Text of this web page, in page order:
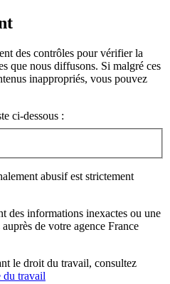
des contrôles pour vérifier la
que nous diffusons. Si malgré ces
inappropriés, vous pouvez
ci-dessous :
abusif est strictement
des informations inexactes ou une
de votre agence France
le droit du travail, consultez
du travail